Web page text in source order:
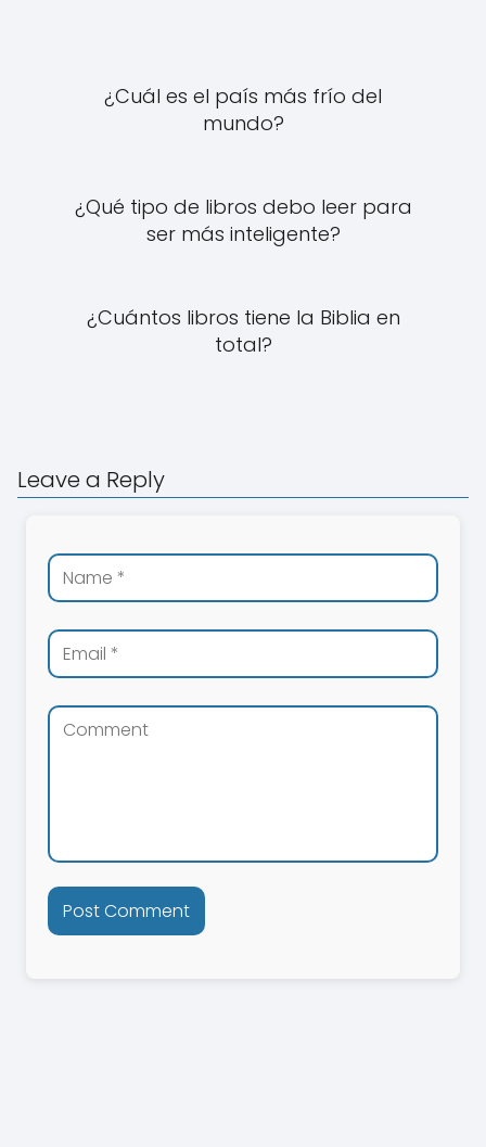
¿Cuál es el país más frío del
mundo?
¿Qué tipo de libros debo leer para
ser más inteligente?
¿Cuántos libros tiene la Biblia en
total?
Leave a Reply